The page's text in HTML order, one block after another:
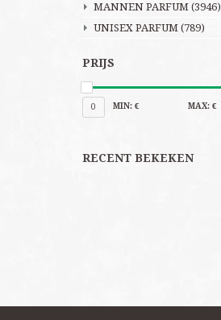
MANNEN PARFUM (3946)
UNISEX PARFUM (789)
PRIJS
0 MIN: € MAX: €
RECENT BEKEKEN